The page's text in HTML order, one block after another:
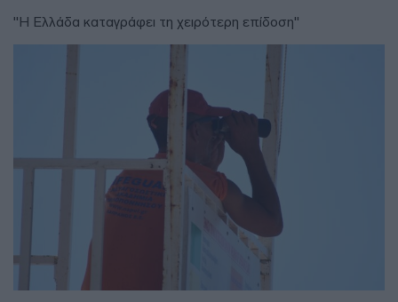
"Η Ελλάδα καταγράφει τη χειρότερη επίδοση"